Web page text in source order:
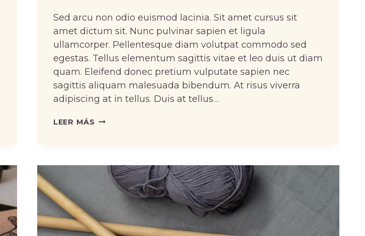
Sed arcu non odio euismod lacinia. Sit amet cursus sit
amet dictum sit. Nunc pulvinar sapien et ligula
ullamcorper. Pellentesque diam volutpat commodo sed
egestas. Tellus elementum sagittis vitae et leo duis ut diam
quam. Eleifend donec pretium vulputate sapien nec
sagittis aliquam malesuada bibendum. At risus viverra
adipiscing at in tellus. Duis at tellus…
LEER MÁSUPCYCLE
ALREADY
OWN